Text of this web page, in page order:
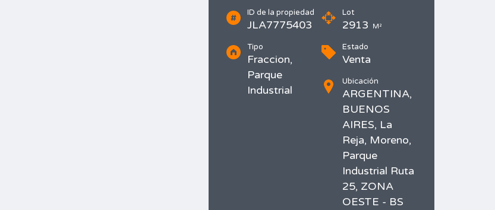
ID de la propiedad
JLA7775403
Lot
2913 M²
Tipo
Fraccion,
Parque
Industrial
Estado
Venta
Ubicación
ARGENTINA,
BUENOS
AIRES, La
Reja, Moreno,
Parque
Industrial Ruta
25, ZONA
OESTE - BS